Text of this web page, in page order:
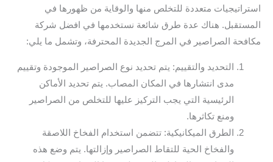
استراتيجيات متعددة للتخلص منها والوقاية من ظهورها في
المستقبل. هناك عدة طرق شائعة نستخدمها في افضل شركة
مكافحة الصراصير في المرج الجديدة المحترفة، وتشمل ما يلي:
التحديد والتقييم: يتم تحديد نوع الصراصير الموجودة وتقييم
مدى انتشارها في المكان المصاب. يتم تحديد الأماكن
الرئيسية التي يجب التركيز عليها للتخلص من الصراصير
ومنع تكاثرها.
الطرق الميكانيكية: تتضمن استخدام الفخاخ اللاصقة
والفخاخ الحية للتقاط الصراصير وإزالتها. يتم وضع هذه